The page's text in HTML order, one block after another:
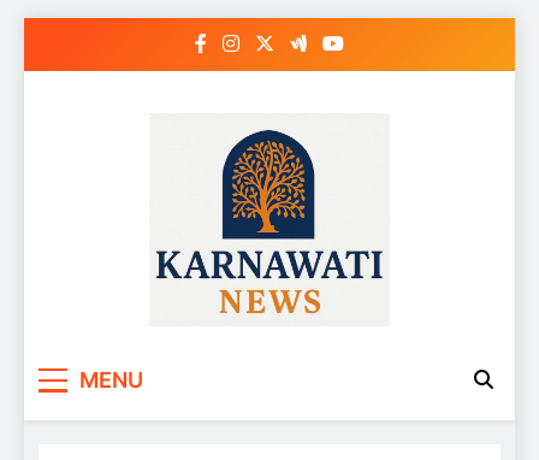
MENU